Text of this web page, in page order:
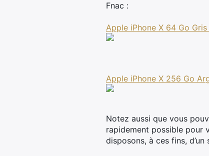
Fnac :
Apple iPhone X 64 Go
Apple iPhone X 256 Go
Notez aussi que vous
rapidement possible pour
disposons, à ces fins,